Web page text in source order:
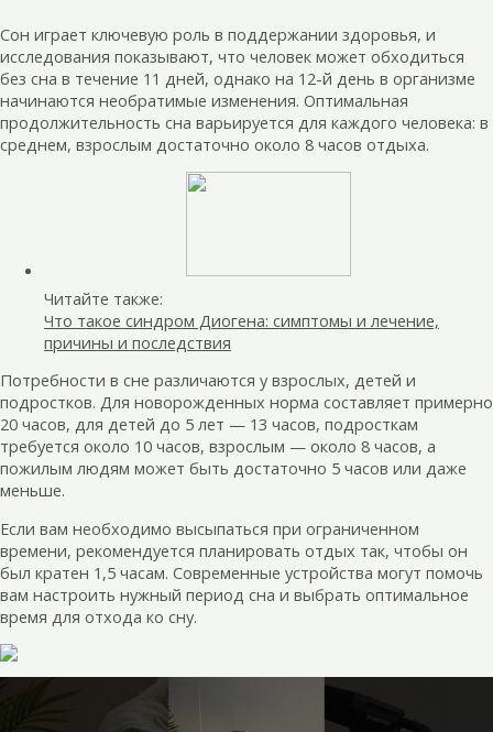
Сон играет ключевую роль в поддержании здоровья, и
исследования показывают, что человек может обходиться
без сна в течение 11 дней, однако на 12-й день в организме
начинаются необратимые изменения. Оптимальная
продолжительность сна варьируется для каждого человека: в
среднем, взрослым достаточно около 8 часов отдыха.
Читайте также:
Что такое синдром Диогена: симптомы и лечение,
причины и последствия
Потребности в сне различаются у взрослых, детей и
подростков. Для новорожденных норма составляет примерно
20 часов, для детей до 5 лет — 13 часов, подросткам
требуется около 10 часов, взрослым — около 8 часов, а
пожилым людям может быть достаточно 5 часов или даже
меньше.
Если вам необходимо высыпаться при ограниченном
времени, рекомендуется планировать отдых так, чтобы он
был кратен 1,5 часам. Современные устройства могут помочь
вам настроить нужный период сна и выбрать оптимальное
время для отхода ко сну.